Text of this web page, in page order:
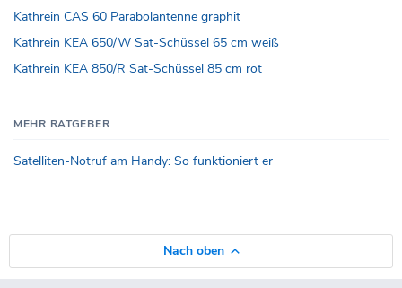
Kathrein CAS 60 Parabolantenne graphit
Kathrein KEA 650/W Sat-Schüssel 65 cm weiß
Kathrein KEA 850/R Sat-Schüssel 85 cm rot
MEHR RATGEBER
Satelliten-Notruf am Handy: So funktioniert er
Nach oben